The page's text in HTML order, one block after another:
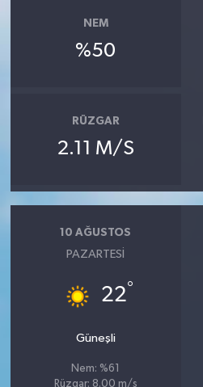
NEM
%50
RÜZGAR
2.11 M/S
10 AĞUSTOS
PAZARTESI
22°
Güneşli
Nem: %61
Rüzgar: 8.00 m/s